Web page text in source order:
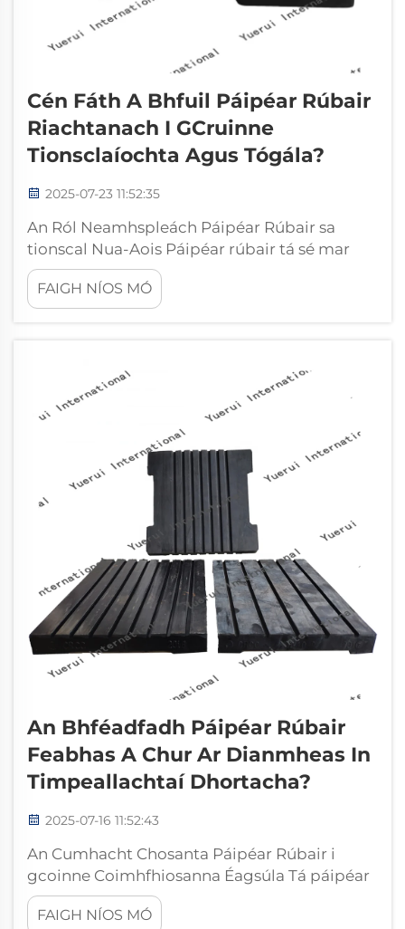
Cén Fáth A Bhfuil Páipéar Rúbair
Riachtanach I GCruinne
Tionsclaíochta Agus Tógála?
2025-07-23 11:52:35
An Ról Neamhspleách Páipéar Rúbair sa
tionscal Nua-Aois Páipéar rúbair tá sé mar
chuid bunúsach i gcruthúnna tionsclaíocha
agus tógála, soluithe a thairgeann a
gcomhcheangailt éadóchas leis an iomchaint
FAIGH NÍOS MÓ
An Bhféadfadh Páipéar Rúbair
Feabhas A Chur Ar Dianmheas In
Timpeallachtaí Dhortacha?
2025-07-16 11:52:43
An Cumhacht Chosanta Páipéar Rúbair i
gcoinne Coimhfhiosanna Éagsúla Tá páipéar
rúbair mar shearcraíochtaí gan ainm i go leor
úsáidí tionsclaíocha agus tráchtála áit a bhfuil
FAIGH NÍOS MÓ